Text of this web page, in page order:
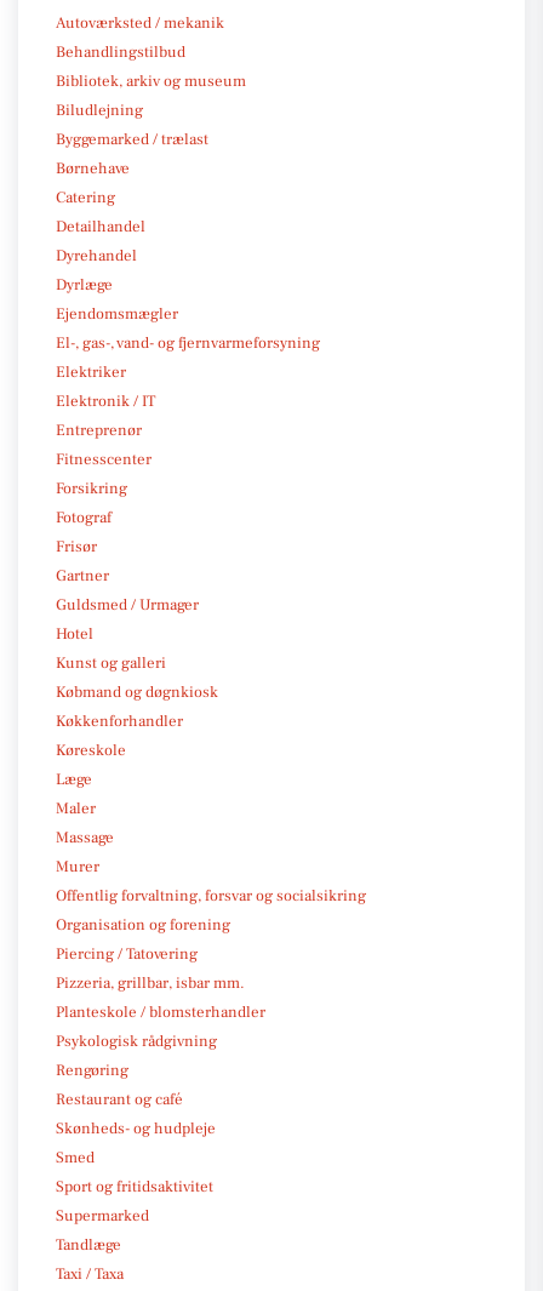
Autoværksted / mekanik
Behandlingstilbud
Bibliotek, arkiv og museum
Biludlejning
Byggemarked / trælast
Børnehave
Catering
Detailhandel
Dyrehandel
Dyrlæge
Ejendomsmægler
El-, gas-, vand- og fjernvarmeforsyning
Elektriker
Elektronik / IT
Entreprenør
Fitnesscenter
Forsikring
Fotograf
Frisør
Gartner
Guldsmed / Urmager
Hotel
Kunst og galleri
Købmand og døgnkiosk
Køkkenforhandler
Køreskole
Læge
Maler
Massage
Murer
Offentlig forvaltning, forsvar og socialsikring
Organisation og forening
Piercing / Tatovering
Pizzeria, grillbar, isbar mm.
Planteskole / blomsterhandler
Psykologisk rådgivning
Rengøring
Restaurant og café
Skønheds- og hudpleje
Smed
Sport og fritidsaktivitet
Supermarked
Tandlæge
Taxi / Taxa